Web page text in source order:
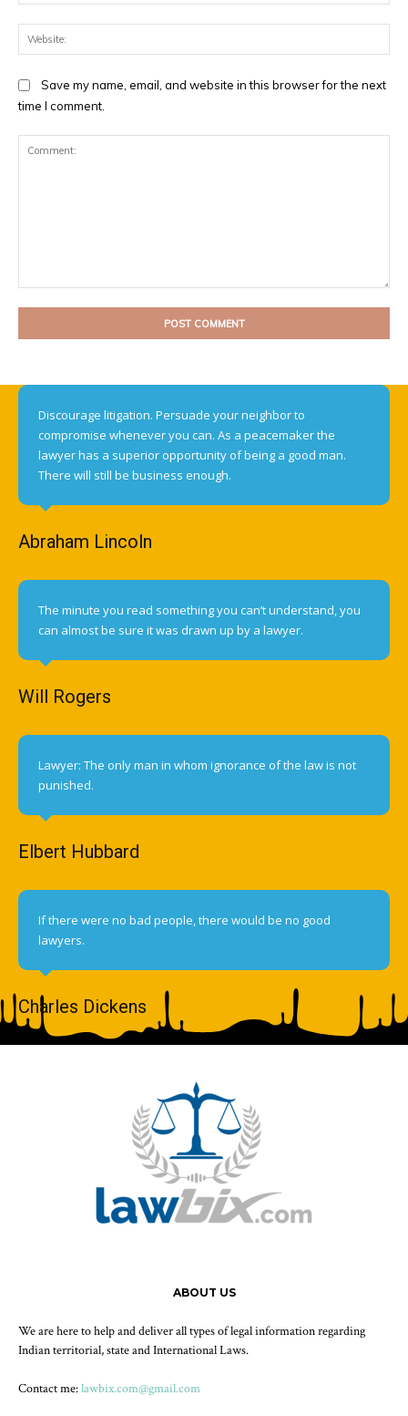
Save my name, email, and website in this browser for the next
time I comment.
Discourage litigation. Persuade your neighbor to
compromise whenever you can. As a peacemaker the
lawyer has a superior opportunity of being a good man.
There will still be business enough.
Abraham Lincoln
The minute you read something you can’t understand, you
can almost be sure it was drawn up by a lawyer.
Will Rogers
Lawyer: The only man in whom ignorance of the law is not
punished.
Elbert Hubbard
If there were no bad people, there would be no good
lawyers.
Charles Dickens
ABOUT US
We are here to help and deliver all types of legal information regarding
Indian territorial, state and International Laws.
Contact me:lawbix.com@gmail.com